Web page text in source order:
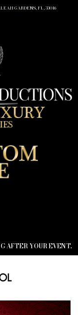
GARDENS, FL, 33016
AFTER YOUR EVENT.